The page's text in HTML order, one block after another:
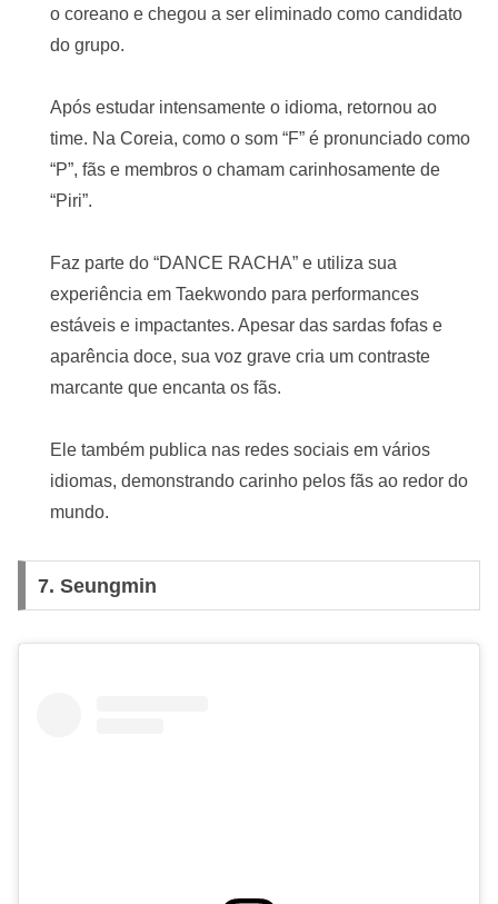
o coreano e chegou a ser eliminado como candidato
do grupo.
Após estudar intensamente o idioma, retornou ao
time. Na Coreia, como o som “F” é pronunciado como
“P”, fãs e membros o chamam carinhosamente de
“Piri”.
Faz parte do “DANCE RACHA” e utiliza sua
experiência em Taekwondo para performances
estáveis e impactantes. Apesar das sardas fofas e
aparência doce, sua voz grave cria um contraste
marcante que encanta os fãs.
Ele também publica nas redes sociais em vários
idiomas, demonstrando carinho pelos fãs ao redor do
mundo.
7. Seungmin